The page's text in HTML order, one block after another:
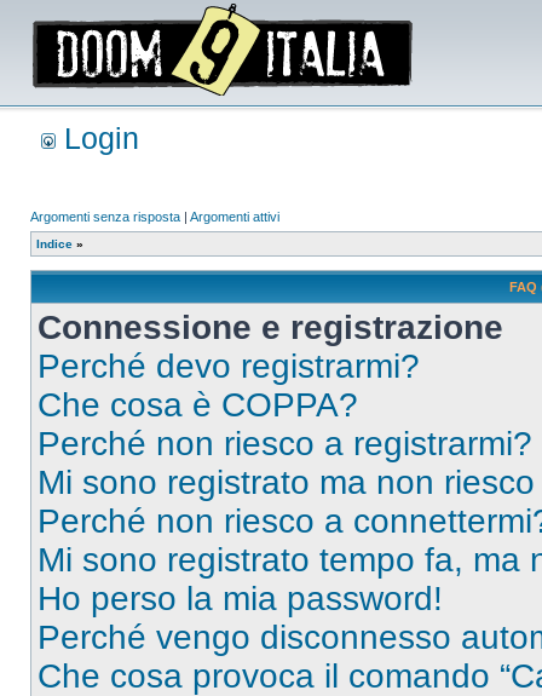
Login
Argomenti senza risposta | Argomenti attivi
Indice »
FAQ
Connessione e registrazione
Perché devo registrarmi?
Che cosa è COPPA?
Perché non riesco a registrarmi?
Mi sono registrato ma non
Perché non riesco a
Mi sono registrato tempo fa, ma
Ho perso la mia password!
Perché vengo disconnesso
Che cosa provoca il comando